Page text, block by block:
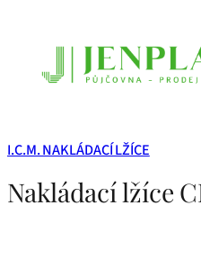
I.C.M. NAKLÁDACÍ LŽÍCE
Nakládací lžíce